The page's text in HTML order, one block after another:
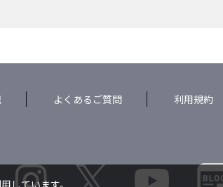
よくあるご質問 利用規約